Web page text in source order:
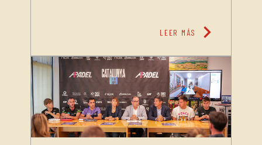
LEER MÁS chevron_right